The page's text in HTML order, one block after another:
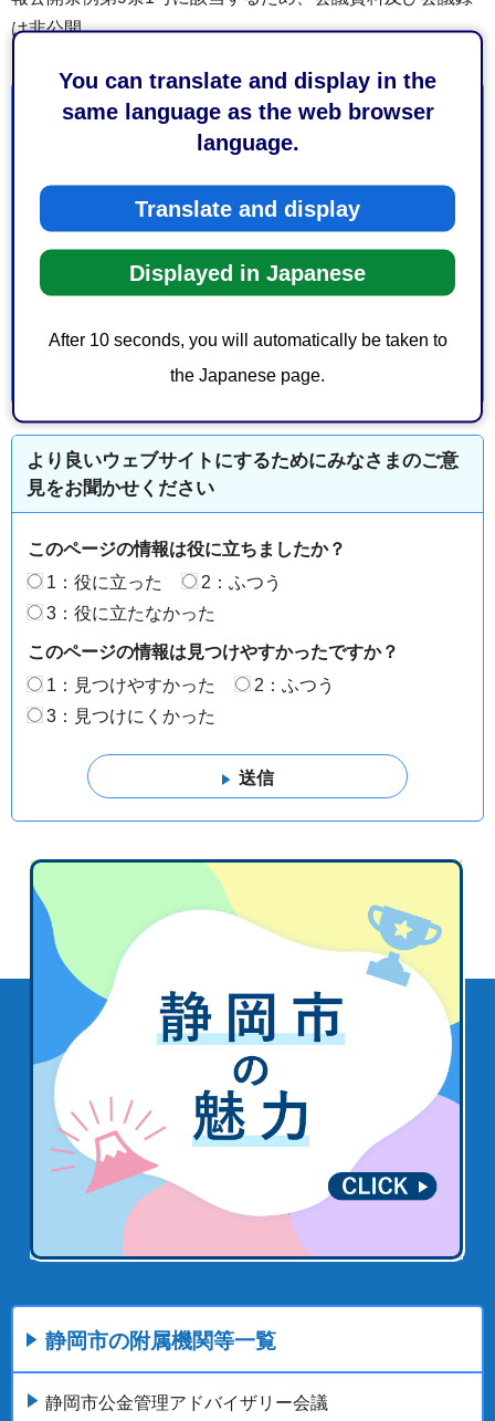
You can translate and display in the
same language as the web browser
language.
Translate and display
Displayed in Japanese
After 10 seconds, you will automatically be taken to
the Japanese page.
は非公開
お問い合わせ
葵区城東町24-1 城東保健福祉エリア 保健所棟2階
電話番号：054-249-3177
ファックス番号：054-249-3153
より良いウェブサイトにするためにみなさまのご意
見をお聞かせください
このページの情報は役に立ちましたか？
1：役に立った
2：ふつう
3：役に立たなかった
このページの情報は見つけやすかったですか？
1：見つけやすかった
2：ふつう
3：見つけにくかった
静岡市の附属機関等一覧
静岡市公金管理アドバイザリー会議